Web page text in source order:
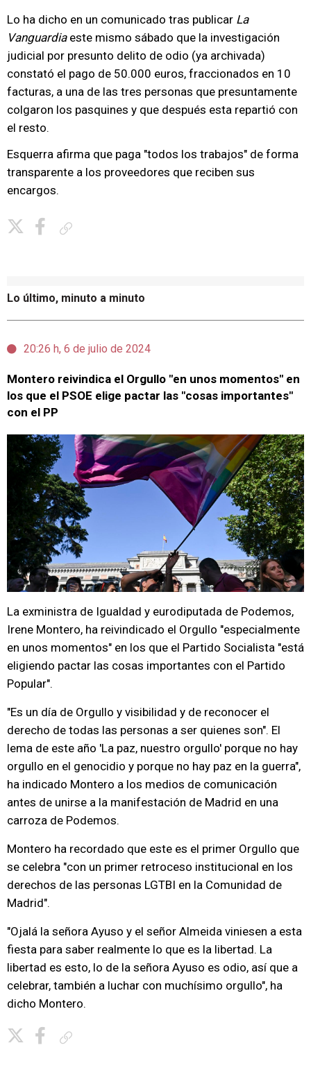
Lo ha dicho en un comunicado tras publicar La
Vanguardiaeste mismo sábado que la investigación
judicial por presunto delito de odio (ya archivada)
constató el pago de 50.000 euros, fraccionados en 10
facturas, a una de las tres personas que presuntamente
colgaron los pasquines y que después esta repartió con
el resto.
Esquerra afirma que paga "todos los trabajos" de forma
transparente a los proveedores que reciben sus
encargos.
Lo último, minuto a minuto
20:26 h, 6 de julio de 2024
Montero reivindica el Orgullo "en unos momentos" en
los que el PSOE elige pactar las "cosas importantes"
con el PP
La exministra de Igualdad y eurodiputada de Podemos,
Irene Montero, ha reivindicado el Orgullo "especialmente
en unos momentos" en los que el Partido Socialista "está
eligiendo pactar las cosas importantes con el Partido
Popular".
"Es un día de Orgullo y visibilidad y de reconocer el
derecho de todas las personas a ser quienes son". El
lema de este año 'La paz, nuestro orgullo' porque no hay
orgullo en el genocidio y porque no hay paz en la guerra",
ha indicado Montero a los medios de comunicación
antes de unirse a la manifestación de Madrid en una
carroza de Podemos.
Montero ha recordado que este es el primer Orgullo que
se celebra "con un primer retroceso institucional en los
derechos de las personas LGTBI en la Comunidad de
Madrid".
"Ojalá la señora Ayuso y el señor Almeida viniesen a esta
fiesta para saber realmente lo que es la libertad. La
libertad es esto, lo de la señora Ayuso es odio, así que a
celebrar, también a luchar con muchísimo orgullo", ha
dicho Montero.